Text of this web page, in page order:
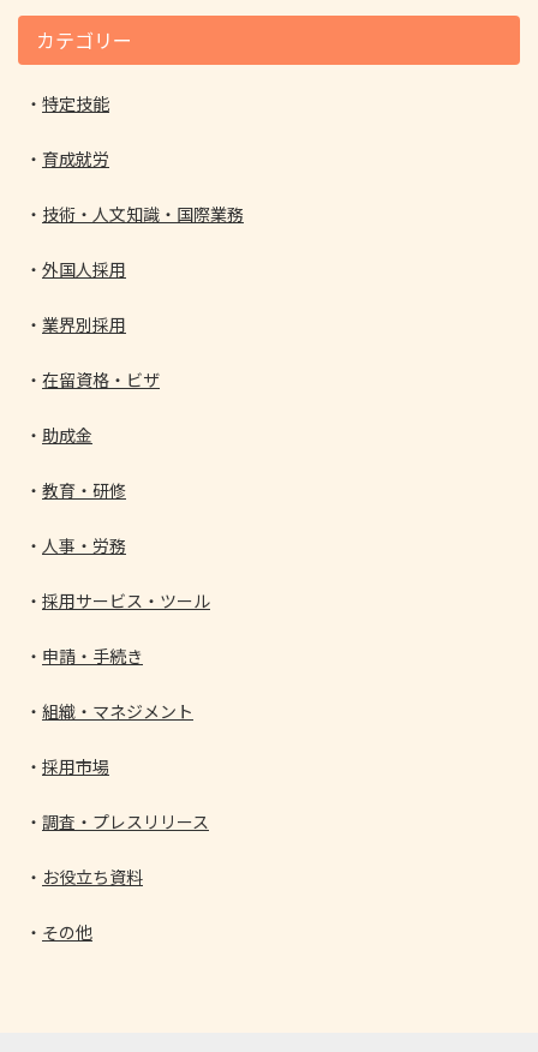
カテゴリー
特定技能
育成就労
技術・人文知識・国際業務
外国人採用
業界別採用
在留資格・ビザ
助成金
教育・研修
人事・労務
採用サービス・ツール
申請・手続き
組織・マネジメント
採用市場
調査・プレスリリース
お役立ち資料
その他